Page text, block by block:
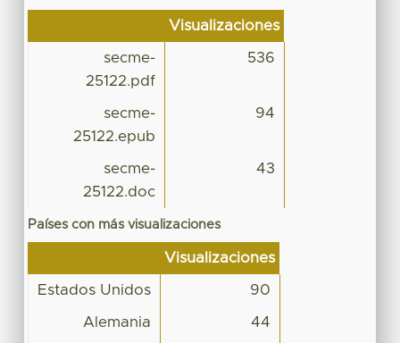
Visualizaciones
secme-
25122.pdf
536
secme-
25122.epub
94
secme-
25122.doc
43
Países con más visualizaciones
Visualizaciones
Estados Unidos 90
Alemania 44